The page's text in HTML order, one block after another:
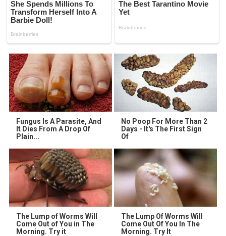
Fungus Is A Parasite, And
It Dies From A Drop Of
Plain...
No Poop For More Than 2
Days - It's The First Sign
Of
The Lump of Worms Will
Come Out of You in The
Morning. Try it
The Lump Of Worms Will
Come Out Of You In The
Morning. Try It